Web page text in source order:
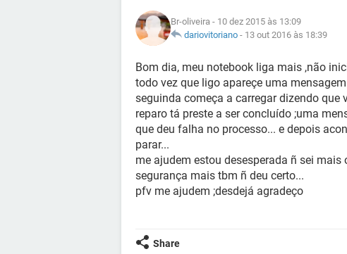
Br-oliveira - 10 dez 2015 às 13:09
dariovitoriano - 13 out 2016 às 18:39
Bom dia, meu notebook liga mais ,não
todo vez que ligo apareçe uma
seguinda começa a carregar dizendo que
reparo tá preste a ser concluído ;uma
que deu falha no processo... e depois
parar...
me ajudem estou desesperada ñ sei
segurança mais tbm ñ deu certo...
pfv me ajudem ;desdejá agradeço
Share